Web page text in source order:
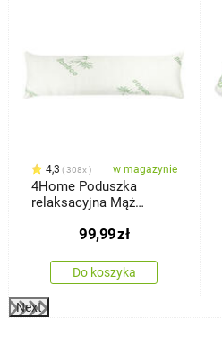
4,3 308x w magazynie
4Home Poduszka
relaksacyjna Mąż
pamięcią kształtu
99,99zł
Do koszyka
Next